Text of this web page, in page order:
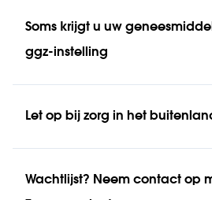
Soms krijgt u uw
ggz-instelling
Let op bij zorg in het
Wachtlijst? Neem contact op